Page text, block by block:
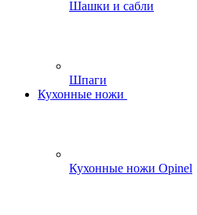
Шашки и сабли
Шпаги
Кухонные ножи
Кухонные ножи Opinel